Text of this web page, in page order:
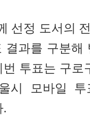
선정 도서의
결과를 구분해
번 투표는 구로
시 모바일 투
.